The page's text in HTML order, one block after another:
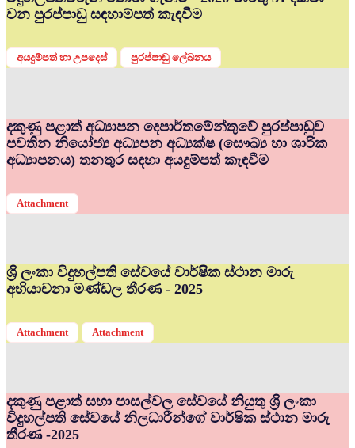
වන පුරප්පාඩු සඳහාම්පත් කැඳවීම
අයදුම්පත් හා උපදෙස් පුරප්පාඩු ලේඛනය
දකුණු පළාත් අධ්‍යාපන දෙපාර්තමේන්තුවේ පුරප්පාඩුව
පවතින නියෝජ්‍ය අධ්‍යපන අධ්‍යක්ෂ (සෞඛ්‍ය හා ශාරික
අධ්‍යාපනය) තනතුර සඳහා අයදුම්පත් කැඳවීම
Attachment
ශ්‍රි ලංකා විදුහල්පති සේවයේ වාර්ෂික ස්ථාන මාරු
අභියාචනා මණ්ඩල තීරණ - 2025
Attachment Attachment
දකුණු පළාත් සභා පාසල්වල සේවයේ නියුතු ශ්‍රි ලංකා
විදුහල්පති සේවයේ නිලධාරීන්ගේ වාර්ෂික ස්ථාන මාරු
තීරණ -2025